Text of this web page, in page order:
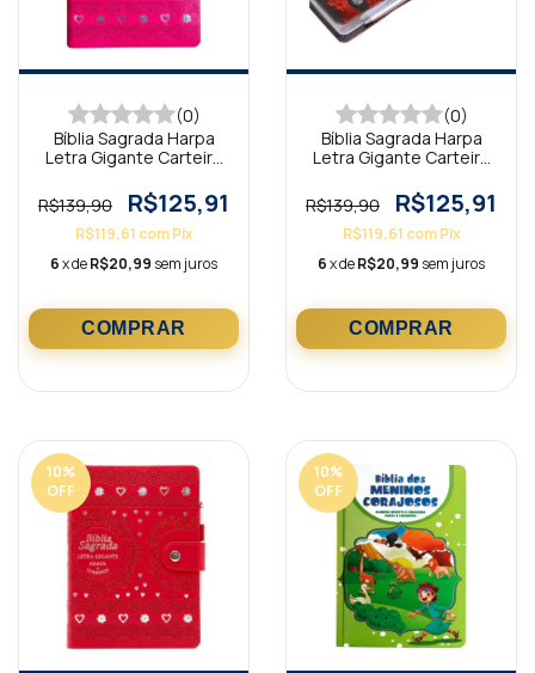
(0)
Bíblia Sagrada Harpa
Letra Gigante Carteira
R$139,90
R$125,91
R$119,61 com Pix
6x deR$20,99 sem juros
(0)
Bíblia Sagrada Harpa
Letra Gigante Carteira
R$139,90
R$125,91
R$119,61 com Pix
6x deR$20,99 sem juros
10%
OFF
10%
OFF